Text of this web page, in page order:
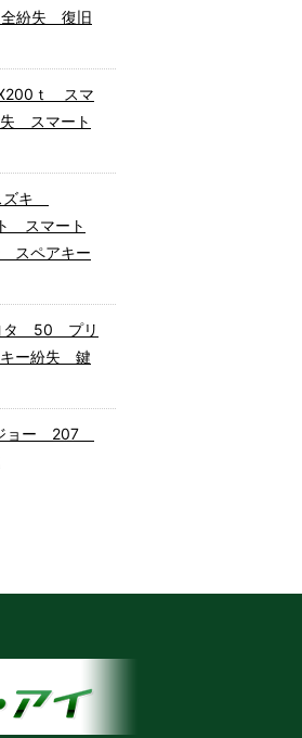
紛失 復旧
ｔ スマ
スマート
ズキ
スマート
スペアキー
タ 50 プリ
ー紛失 鍵
ョー 207